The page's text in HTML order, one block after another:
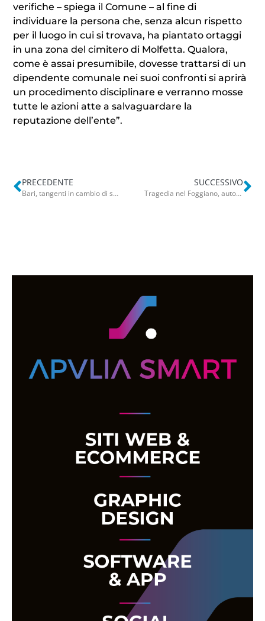
verifiche – spiega il Comune – al fine di
individuare la persona che, senza alcun rispetto
per il luogo in cui si trovava, ha piantato ortaggi
in una zona del cimitero di Molfetta. Qualora,
come è assai presumibile, dovesse trattarsi di un
dipendente comunale nei suoi confronti si aprirà
un procedimento disciplinare e verranno mosse
tutte le azioni atte a salvaguardare la
reputazione dell’ente”.
PRECEDENTE
Bari, tangenti in cambio di scarcerazioni: appello di De Benedictis e Chiariello contro aggravante mafiosa
SUCCESSIVO
Tragedia nel Foggiano, auto travolge bici elettrica: muore 23enne. Grave l’amica